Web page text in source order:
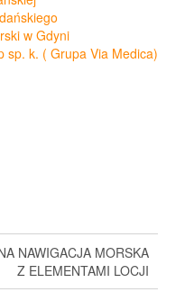
w Gdyni
sp. k. ( Grupa Via Medica)
NAWIGACJA MORSKA
Z ELEMENTAMI LOCJI